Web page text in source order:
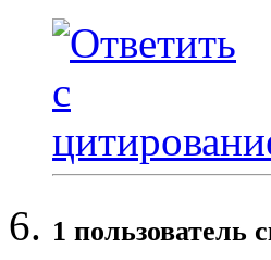
1 пользователь